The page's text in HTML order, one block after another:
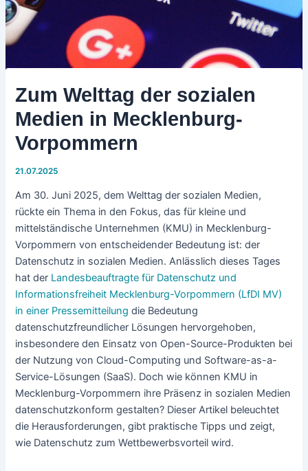
Zum Welttag der sozialen
Medien in Mecklenburg-
Vorpommern
21.07.2025
Am 30. Juni 2025, dem Welttag der sozialen Medien,
rückte ein Thema in den Fokus, das für kleine und
mittelständische Unternehmen (KMU) in Mecklenburg-
Vorpommern von entscheidender Bedeutung ist: der
Datenschutz in sozialen Medien. Anlässlich dieses Tages
hat der Landesbeauftragte für Datenschutz und
Informationsfreiheit Mecklenburg-Vorpommern (LfDI MV)
in einer Pressemitteilung die Bedeutung
datenschutzfreundlicher Lösungen hervorgehoben,
insbesondere den Einsatz von Open-Source-Produkten bei
der Nutzung von Cloud-Computing und Software-as-a-
Service-Lösungen (SaaS). Doch wie können KMU in
Mecklenburg-Vorpommern ihre Präsenz in sozialen Medien
datenschutzkonform gestalten? Dieser Artikel beleuchtet
die Herausforderungen, gibt praktische Tipps und zeigt,
wie Datenschutz zum Wettbewerbsvorteil wird.